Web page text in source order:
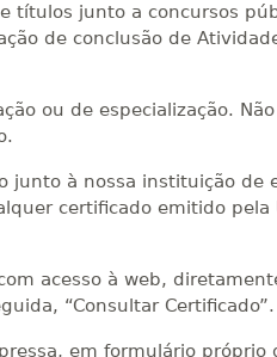
títulos junto a concursos
de conclusão de
ou de especialização.
junto à nossa instituição de
certificado emitido pela
acesso à web,
“Consultar Certificado”.
em formulário próprio